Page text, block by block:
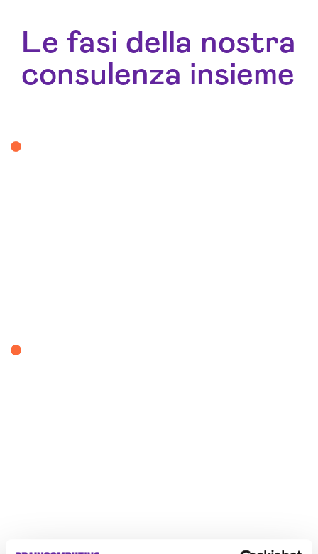
Le fasi della nostra
consulenza insieme